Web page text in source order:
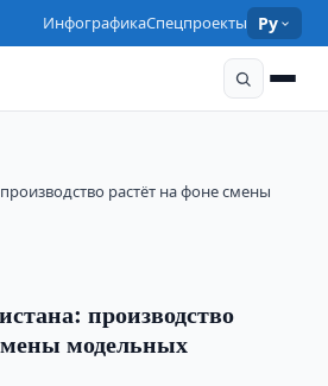
ИнфографикаСпецпроекты Ру
растёт на фоне смены
производство
модельных